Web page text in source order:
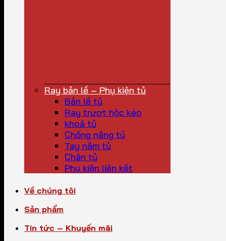
Ray bản lề – Phụ kiện tủ
Bản lề tủ
Ray trượt hộc kéo
khoá tủ
Chống nâng tủ
Tay nắm tủ
Chân tủ
Phụ kiện liên kết
Về chúng tôi
Sản phẩm
Tin tức – Khuyến mãi